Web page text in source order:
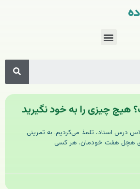
هیچ چیزی را به خود نگیرید
درس استاد، تلمذ می‌کردیم. به تمرینی
هچل هفت خودمان. هر کسی